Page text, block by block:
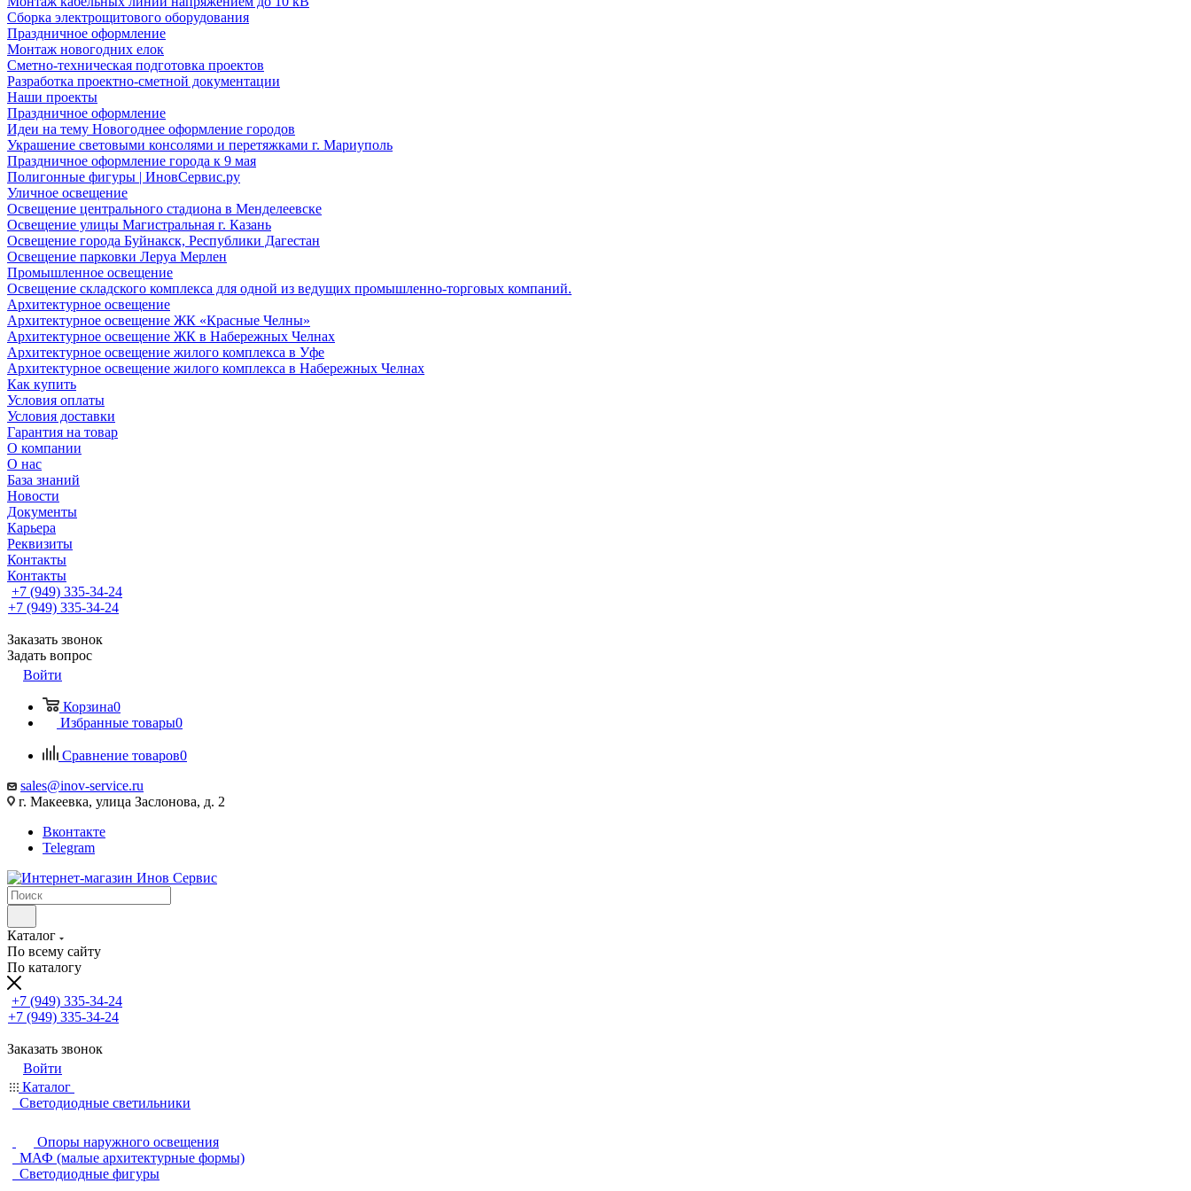
Сборка электрощитового оборудования
Праздничное оформление
Монтаж новогодних елок
Сметно-техническая подготовка проектов
Разработка проектно-сметной документации
Наши проекты
Праздничное оформление
Идеи на тему Новогоднее оформление городов
Украшение световыми консолями и перетяжками г. Мариуполь
Праздничное оформление города к 9 мая
Полигонные фигуры | ИновСервис.ру
Уличное освещение
Освещение центрального стадиона в Менделеевске
Освещение улицы Магистральная г. Казань
Освещение города Буйнакск, Республики Дагестан
Освещение парковки Леруа Мерлен
Промышленное освещение
Освещение складского комплекса для одной из ведущих промышленно-торговых компаний.
Архитектурное освещение
Архитектурное освещение ЖК «Красные Челны»
Архитектурное освещение ЖК в Набережных Челнах
Архитектурное освещение жилого комплекса в Уфе
Архитектурное освещение жилого комплекса в Набережных Челнах
Как купить
Условия оплаты
Условия доставки
Гарантия на товар
О компании
О нас
База знаний
Новости
Документы
Карьера
Реквизиты
Контакты
Контакты
+7 (949) 335-34-24
+7 (949) 335-34-24
Заказать звонок
Задать вопрос
Войти
Корзина0
Избранные товары0
Сравнение товаров0
sales@inov-service.ru
г. Макеевка, улица Заслонова, д. 2
Вконтакте
Telegram
Каталог
По всему сайту
По каталогу
+7 (949) 335-34-24
+7 (949) 335-34-24
Заказать звонок
Войти
Каталог
Светодиодные светильники
Опоры наружного освещения
МАФ (малые архитектурные формы)
Светодиодные фигуры